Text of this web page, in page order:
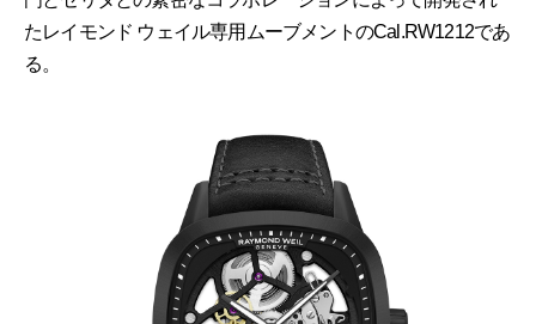
たレイモンド ウェイル専用ムーブメントのCal.RW1212であ
る。